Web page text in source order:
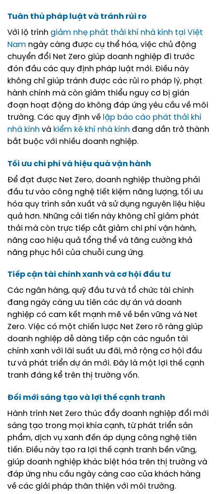
Tuân thủ pháp luật và tránh rủi ro
Với lộ trình giảm nhẹ phát thải khí nhà kính tại Việt
Nam ngày càng được cụ thể hóa, việc chủ động
chuyển đổi Net Zero giúp doanh nghiệp đi trước
đón đầu các quy định pháp luật mới. Điều này
không chỉ giúp tránh được các rủi ro pháp lý, phạt
hành chính mà còn giảm thiểu nguy cơ bị gián
đoạn hoạt động do không đáp ứng yêu cầu về môi
trường. Các quy định về lập báo cáo phát thải khí
nhà kính và kiểm kê khí nhà kính đang dần trở thành
bắt buộc với nhiều doanh nghiệp.
Tối ưu chi phí và hiệu quả vận hành
Để đạt được Net Zero, doanh nghiệp thường phải
đầu tư vào công nghệ tiết kiệm năng lượng, tối ưu
hóa quy trình sản xuất và sử dụng nguyên liệu hiệu
quả hơn. Những cải tiến này không chỉ giảm phát
thải mà còn trực tiếp cắt giảm chi phí vận hành,
nâng cao hiệu quả tổng thể và tăng cường khả
năng phục hồi của chuỗi cung ứng.
Tiếp cận tài chính xanh và cơ hội đầu tư
Các ngân hàng, quỹ đầu tư và tổ chức tài chính
đang ngày càng ưu tiên các dự án và doanh
nghiệp có cam kết mạnh mẽ về bền vững và Net
Zero. Việc có một chiến lược Net Zero rõ ràng giúp
doanh nghiệp dễ dàng tiếp cận các nguồn tài
chính xanh với lãi suất ưu đãi, mở rộng cơ hội đầu
tư và phát triển dự án mới. Đây là một lợi thế cạnh
tranh đáng kể trên thị trường vốn.
Đổi mới sáng tạo và lợi thế cạnh tranh
Hành trình Net Zero thúc đẩy doanh nghiệp đổi mới
sáng tạo trong mọi khía cạnh, từ phát triển sản
phẩm, dịch vụ xanh đến áp dụng công nghệ tiên
tiến. Điều này tạo ra lợi thế cạnh tranh bền vững,
giúp doanh nghiệp khác biệt hóa trên thị trường và
đáp ứng nhu cầu ngày càng cao của khách hàng
về các giải pháp thân thiện với môi trường.